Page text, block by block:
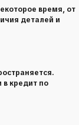
время, от
деталей и
в кредит по